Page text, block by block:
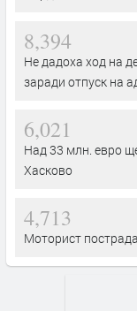
8,394
Не дадоха ход на
заради отпуск на
6,021
Над 33 млн. евро
Хасково
4,713
Моторист